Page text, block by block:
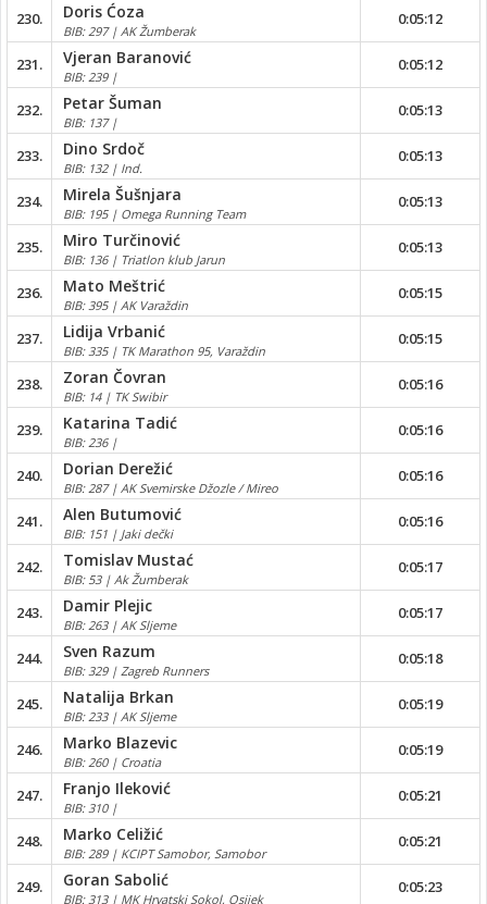
230. Doris Ćoza
BIB: 297 | AK Žumberak
0:05:12
231. Vjeran Baranović
BIB: 239 |
0:05:12
232. Petar Šuman
BIB: 137 |
0:05:13
233. Dino Srdoč
BIB: 132 | Ind.
0:05:13
234. Mirela Šušnjara
BIB: 195 | Omega Running Team
0:05:13
235. Miro Turčinović
BIB: 136 | Triatlon klub Jarun
0:05:13
236. Mato Meštrić
BIB: 395 | AK Varaždin
0:05:15
237. Lidija Vrbanić
BIB: 335 | TK Marathon 95, Varaždin
0:05:15
238. Zoran Čovran
BIB: 14 | TK Swibir
0:05:16
239. Katarina Tadić
BIB: 236 |
0:05:16
240. Dorian Derežić
BIB: 287 | AK Svemirske Džozle / Mireo
0:05:16
241. Alen Butumović
BIB: 151 | Jaki dečki
0:05:16
242. Tomislav Mustać
BIB: 53 | Ak Žumberak
0:05:17
243. Damir Plejic
BIB: 263 | AK Sljeme
0:05:17
244. Sven Razum
BIB: 329 | Zagreb Runners
0:05:18
245. Natalija Brkan
BIB: 233 | AK Sljeme
0:05:19
246. Marko Blazevic
BIB: 260 | Croatia
0:05:19
247. Franjo Ileković
BIB: 310 |
0:05:21
248. Marko Celižić
BIB: 289 | KCIPT Samobor, Samobor
0:05:21
249. Goran Sabolić
BIB: 313 | MK Hrvatski Sokol, Osijek
0:05:23